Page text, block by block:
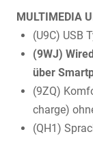
MULTIMEDIA
(U9C) USB
(9WJ)
über
(9ZQ)
charge)
(QH1)